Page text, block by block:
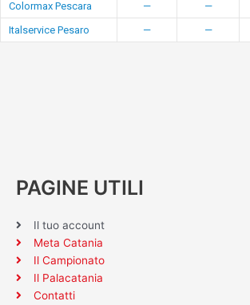
Colormax Pescara — —
Italservice Pesaro
— —
PAGINE UTILI
Il tuo account
Meta Catania
Il Campionato
Il Palacatania
Contatti